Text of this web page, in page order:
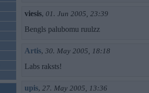
viesis, 01. Jun 2005, 23:39
Bengls palubomu ruulzz
Artis, 30. May 2005, 18:18
Labs raksts!
upis, 27. May 2005, 13:36